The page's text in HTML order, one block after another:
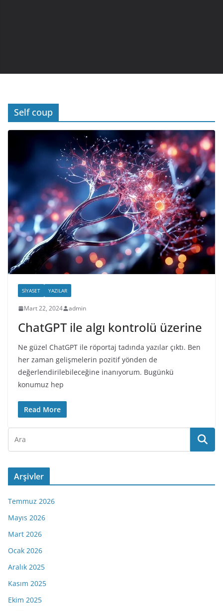
Self coup
SIYASET YAZILAR
Mart 22, 2024 admin
ChatGPT ile algı kontrolü üzerine
Ne güzel ChatGPT ile röportaj tadında yazılar çıktı. Ben
her zaman gelişmelerin pozitif yönden de
değerlendirilebileceğine inanıyorum. Bugünkü
konumuz hep
Read More
Arşivler
Temmuz 2026
Mayıs 2026
Mart 2026
Ocak 2026
Aralık 2025
Kasım 2025
Ekim 2025